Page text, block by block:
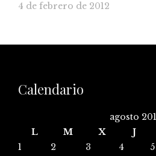
4 de febrero de 2012
Calendario
agosto
L
M X J
1
2 3 4 5